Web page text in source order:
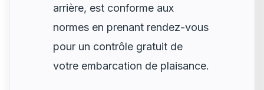
arrière, est conforme aux
normes en prenant rendez-vous
pour un contrôle gratuit de
votre embarcation de plaisance.